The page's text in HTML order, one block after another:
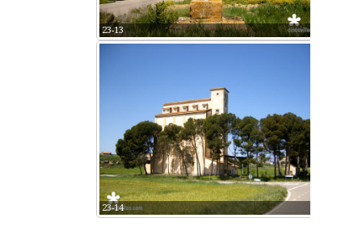
23-13
23-14